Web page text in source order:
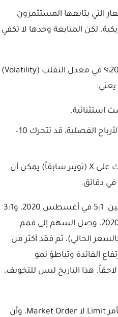
التي يتابعها المستثمرون
لكن المتابعة وحدها لا تكفي
تسلا مدرجة تاريخياً ضمن أعلى 20% في معدل التقلب (Volatility)
في أوقات الإعلان عن نتائج الأرباح الفصلية، قد تتحرك 10–
تصريح واحد من إيلون ماسك على X (تويتر سابقاً) يمكن أن
دقائق.
تاريخياً، خضع سهم تسلا لتجزئتين: 5:1 في أغسطس 2020، و3:1
في أغسطس 2022. بعد تجزئة 2020، وصل السهم إلى قمم
(معادلاً بالسعر الحالي)، ثم فقد أكثر من
خلال 2022 مع ارتفاع الفائدة وتباطؤ نمو
هذا التاريخ ليس للتخويف،
من المنطق أن تدخل صفقتك بأمر Limit لا Market Order، وأن